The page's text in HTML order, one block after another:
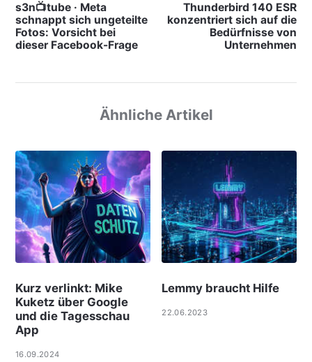
s3n📺tube · Meta
schnappt sich ungeteilte
Fotos: Vorsicht bei
dieser Facebook-Frage
Thunderbird 140 ESR
konzentriert sich auf die
Bedürfnisse von
Unternehmen
Ähnliche Artikel
Kurz verlinkt: Mike
Kuketz über Google
und die Tagesschau
App
16.09.2024
Lemmy braucht Hilfe
22.06.2023